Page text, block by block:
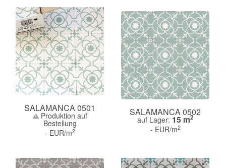
SALAMANCA 0501
Produktion auf
Bestellung
- EUR/m2
SALAMANCA 0502
auf Lager: 15 m2
- EUR/m2